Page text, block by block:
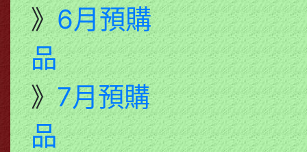
》6月預購
品
》7月預購
品